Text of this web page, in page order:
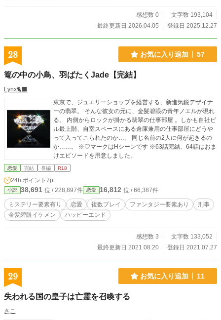
感想数 0
文字数 193,104
最終更新日 2026.04.05
登録日 2025.12.27
28 お気に入り追加 57
篭の中の小鳥、羽ばたくJade【完結】
Lynx🐈‍⬛
東京で、ジュエリーショップを経営する、新進気鋭デザイナ
ーの翡翠。 そんな彼女の元に、金髪碧眼の青年ノエルが現れ
る。 内側からロックが掛かる翡翠の仕事部屋 。しかも自社ビ
ル最上階、自室スペースにある倉庫兼用の仕事部屋にどうや
って入ってこられたのか…。 同じ名前の2人に何が起きるの
か……。 ※♡マークはHシーンです ※63話完結、64話はおま
けエピソードを用意しました。
恋愛 完結 長編 R18
24h.ポイント 7pt
小説 38,691 位 / 228,897件 恋愛 16,812 位 / 66,387件
ミステリー要素有り 恋愛 複数プレイ ファンタジー要素あり
刑事
金髪碧眼イケメン
ハッピーエンド
感想数 3
文字数 133,052
最終更新日 2021.08.20
登録日 2021.07.27
29 お気に入り追加 11
失われる国の皇子は亡霊を召喚する
さこ